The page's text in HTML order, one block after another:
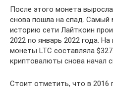
После этого монета
снова пошла на спад.
историю сети Лайткоин
2022 по январь 2022 года.
монеты LTC составляла
криптовалюты снова начал
Стоит отметить, что в 2016